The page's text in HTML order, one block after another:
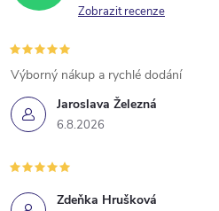
Zobrazit recenze
Jaroslava Železná
6.8.2026
Výborný nákup a rychlé dodání
Zdeňka Hrušková